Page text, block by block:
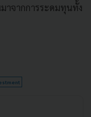
าจากการระดมทุนทั้ง